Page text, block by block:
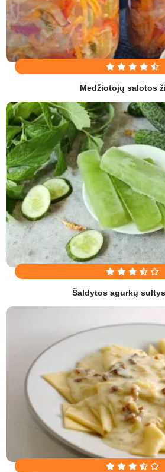
Medžiotojų salotos
Šaldytos agurkų